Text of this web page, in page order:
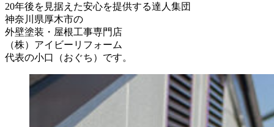
20年後を見据えた安心を提供する達人集団
神奈川県厚木市の
外壁塗装・屋根工事専門店
（株）アイビーリフォーム
代表の小口（おぐち）です。